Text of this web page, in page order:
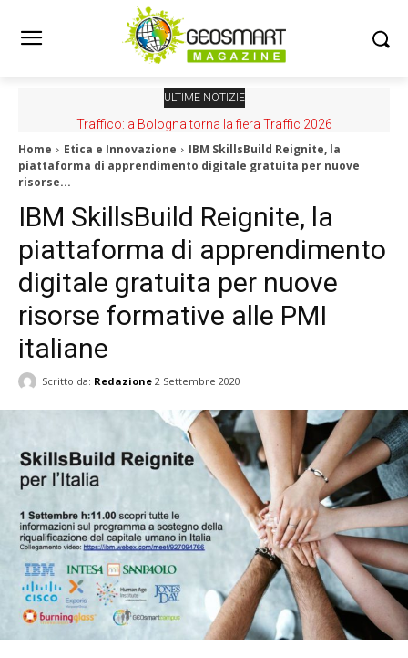
ULTIME NOTIZIE
Traffico: a Bologna torna la fiera Traffic 2026
Nuovo GeoPortale AGEA, per scaricare ortofoto ad alta
Home Etica e Innovazione
IBM SkillsBuild Reignite, la
piattaforma di apprendimento digitale gratuita per nuove
risorse...
IBM SkillsBuild Reignite, la
piattaforma di apprendimento
digitale gratuita per nuove
risorse formative alle PMI
italiane
Scritto da: Redazione 2 Settembre 2020